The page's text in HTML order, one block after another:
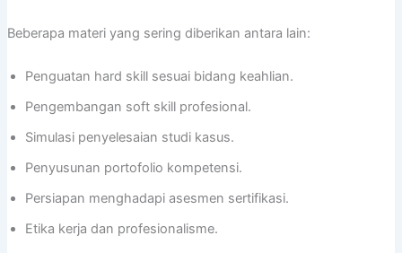
Beberapa materi yang sering diberikan antara lain:
Penguatan hard skill sesuai bidang keahlian.
Pengembangan soft skill profesional.
Simulasi penyelesaian studi kasus.
Penyusunan portofolio kompetensi.
Persiapan menghadapi asesmen sertifikasi.
Etika kerja dan profesionalisme.